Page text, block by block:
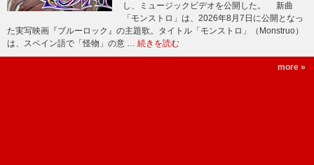
し、ミュージックビデオを公開した。 新曲
「モンストロ」は、2026年8月7日に公開となっ
た実写映画『ブルーロック』の主題歌。タイトル「モンストロ」（Monstruo）
は、スペイン語で「怪物」の意 … 続きを読む
more »